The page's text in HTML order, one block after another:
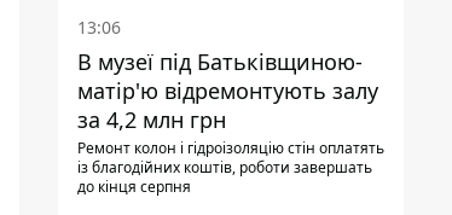
13:06
В музеї під Батьківщиною-
матір'ю відремонтують залу
за 4,2 млн грн
Ремонт колон і гідроізоляцію стін оплатять
із благодійних коштів, роботи завершать
до кінця серпня